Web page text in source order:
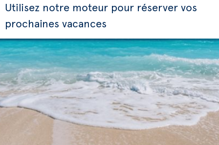
Utilisez notre moteur pour réserver vos
prochaines vacances